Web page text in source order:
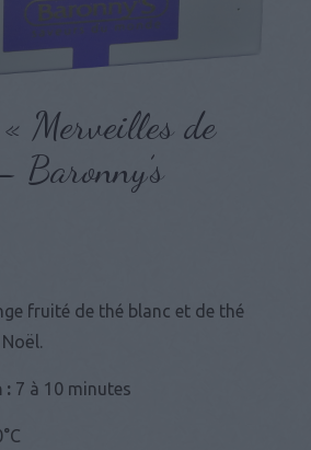
Merveilles de
Baronny’s
fruité de thé blanc et de thé
: 7 à 10 minutes